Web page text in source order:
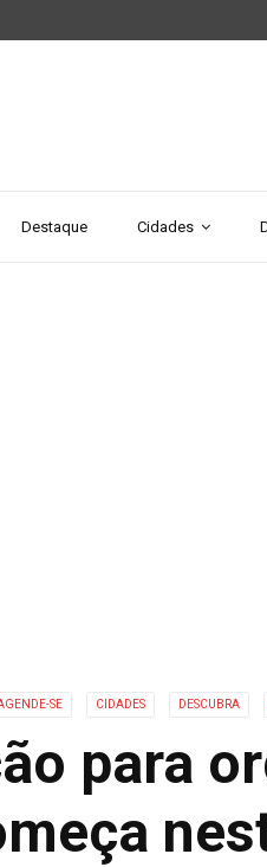
Destaque Cidades
SE CIDADES DESCUBRA
para